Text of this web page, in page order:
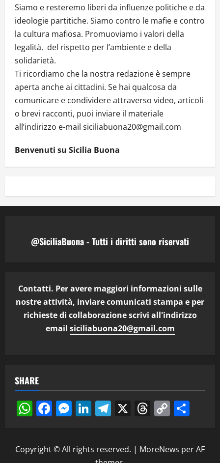
Siamo e resteremo liberi da influenze politiche e da
ideologie partitiche. Siamo contro le mafie e contro
la cultura mafiosa. Promuoviamo i valori della
legalità, del rispetto per l’ambiente e della
solidarietà.
Ti ricordiamo che la nostra redazione è sempre
aperta anche ai cittadini. Se hai qualcosa da
comunicare e condividere attraverso video, articoli
o brevi racconti, puoi inviare il materiale
all’indirizzo e-mail siciliabuona20@gmail.com
Benvenuti su Sicilia Buona
@SiciliaBuona - Tutti i diritti sono riservati
Contatti. Per avere maggiori informazioni sulle
nostre attività, inviare comunicati stampa e per
richieste di collaborazione scrivi all'indirizzo
email siciliabuona20@gmail.com
SHARE
WhatsApp
Facebook
Messenger
LinkedIn
Telegram
X Threads
Copy
Copyright © All rights reserved. | MoreNews per AF